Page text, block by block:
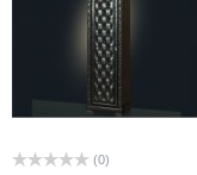
(0)